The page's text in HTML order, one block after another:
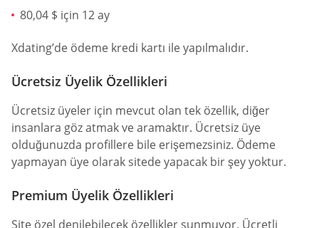
80,04 $ için 12 ay
Xdating’de ödeme kredi kartı ile yapılmalıdır.
Ücretsiz Üyelik Özellikleri
Ücretsiz üyeler için mevcut olan tek özellik, diğer
insanlara göz atmak ve aramaktır. Ücretsiz üye
olduğunuzda profillere bile erişemezsiniz. Ödeme
yapmayan üye olarak sitede yapacak bir şey yoktur.
Premium Üyelik Özellikleri
Site özel denilebilecek özellikler sunmuyor. Ücretli